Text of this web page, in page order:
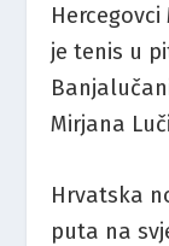
je tenis u
Mirjana
Hrvatska
puta na